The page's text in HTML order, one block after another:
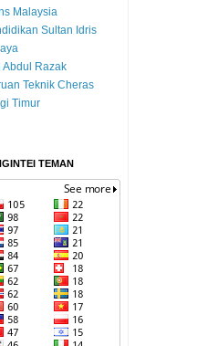
Malaysia
Sultan Idris
Abdul Razak
Teknik Cheras
Timur
TEMAN